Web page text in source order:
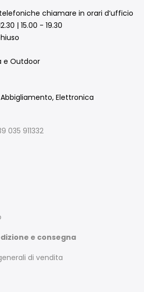
chiamare in orari d’ufficio
| 15.00 - 19.30
e Outdoor
Elettronica
035 911332
e consegna
di vendita